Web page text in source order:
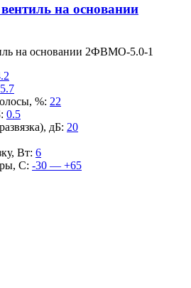
на основании
на основании 2ФВМO-5.0-1
5.7
%: 22
: 0.5
дБ: 20
Вт: 6
С: -30 — +65